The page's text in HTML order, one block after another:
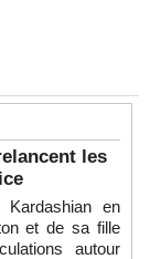
les
en
et de sa fille
autour